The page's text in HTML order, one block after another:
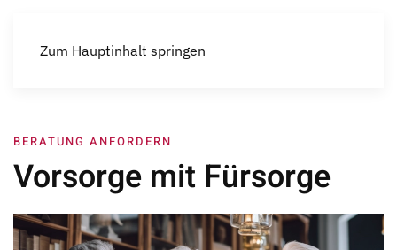
Zum Hauptinhalt springen
BERATUNG ANFORDERN
Vorsorge mit Fürsorge